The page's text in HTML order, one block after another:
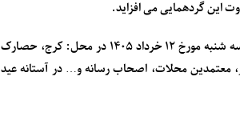
این گردهمایی می افزاید.
بر این اساس، آیین افتتاح و بهره برداری از پارک تخصصی مادر و کودک از ساعت ۱۷ روز سه شنبه مورخ ۱۲ خرداد ۱۴۰۵ در محل: کرج، حصارک
معتمدین محلات، اصحاب رسانه و… در آستانه عید